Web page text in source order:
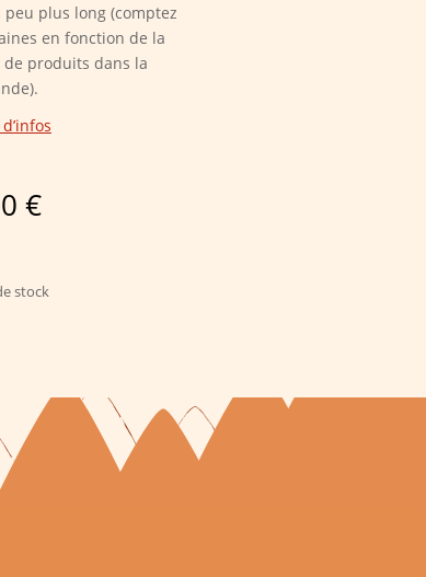
plus long (comptez
en fonction de la
produits dans la
€
stock